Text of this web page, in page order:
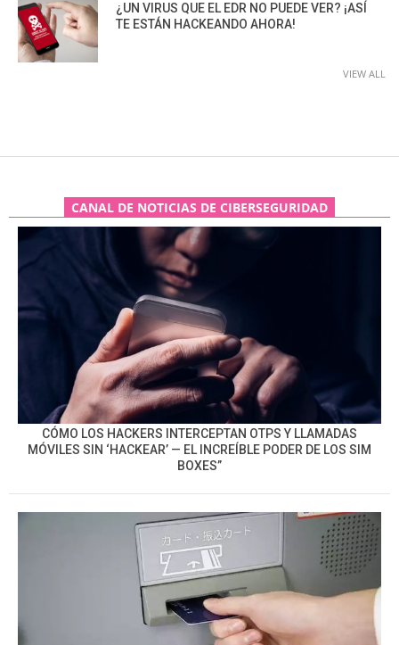
¿UN VIRUS QUE EL EDR NO PUEDE VER? ¡ASÍ
TE ESTÁN HACKEANDO AHORA!
VIEW ALL
CANAL DE NOTICIAS DE CIBERSEGURIDAD
CÓMO LOS HACKERS INTERCEPTAN OTPS Y LLAMADAS
MÓVILES SIN ‘HACKEAR’ — EL INCREÍBLE PODER DE LOS SIM
BOXES”